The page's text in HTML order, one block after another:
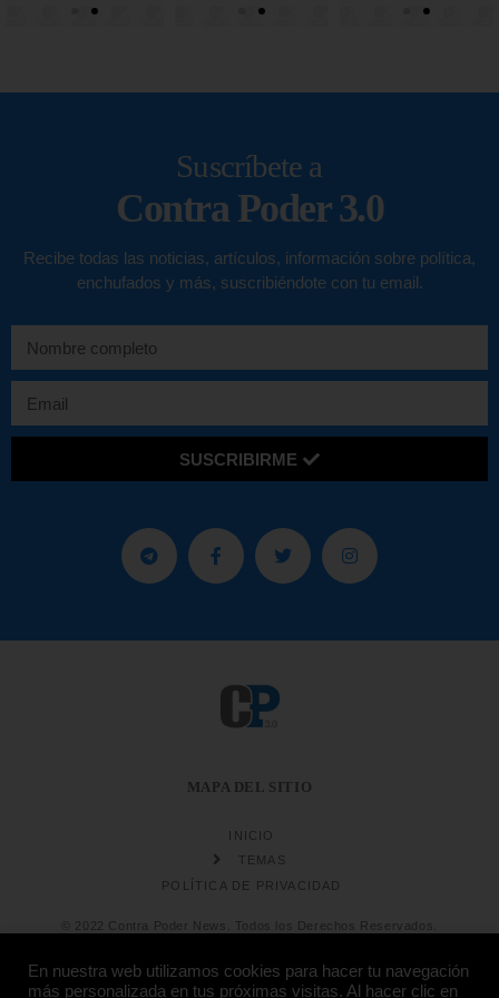
Suscríbete a
Contra Poder 3.0
Recibe todas las noticias, artículos, información sobre política,
enchufados y más, suscribiéndote con tu email.
SUSCRIBIRME
MAPA DEL SITIO
INICIO
TEMAS
POLÍTICA DE PRIVACIDAD
© 2022 Contra Poder News. Todos los Derechos Reservados.
En nuestra web utilizamos cookies para hacer tu navegación
más personalizada en tus próximas visitas. Al hacer clic en